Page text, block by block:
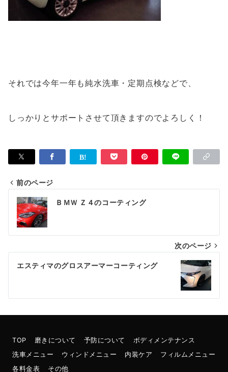
それでは今年一年も純水洗車・定期点検などで、
しっかりとサポートさせて頂きますのでよろしく！
投
稿
ナ
ビ
ゲ
シ
ョ
ン
前のページ
ＢＭＷ Ｚ４のコーティング
次のページ
エスティマのグロスアーマーコーティング
TOP 磨きについて 予防について
ボディメンテナンス
洗車メニュー
ウィンドメニュー 内装ケア
フィルムメニュー
各料金表
その他